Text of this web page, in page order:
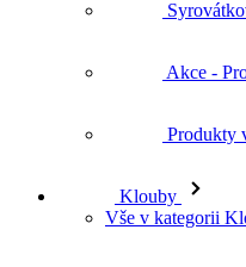
Akce -
Produkty
Klouby
Vše v kategorii